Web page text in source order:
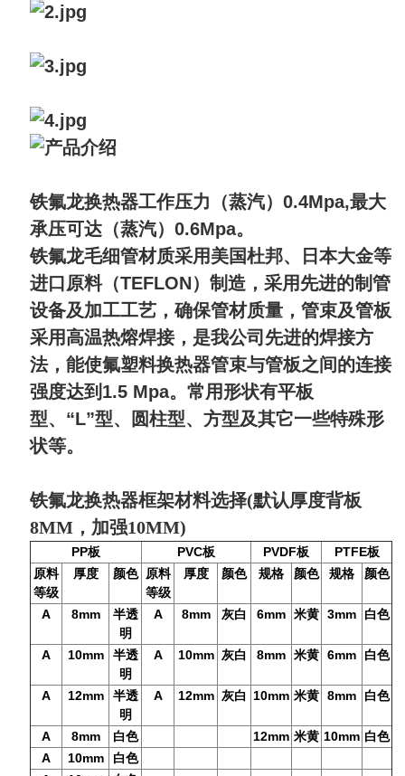
铁氟龙换热器工作压力（蒸汽）0.4Mpa,最大
承压可达（蒸汽）0.6Mpa。
铁氟龙毛细管材质采用美国杜邦、日本大金等
进口原料（TEFLON）制造，采用先进的制管
设备及加工工艺，确保管材质量，管束及管板
采用高温热熔焊接，是我公司先进的焊接方
法，能使氟塑料换热器管束与管板之间的连接
强度达到1.5 Mpa。常用形状有平板
型、“L”型、圆柱型、方型及其它一些特殊形
状等。
铁氟龙换热器框架材料选择(默认厚度背板
8MM，加强10MM)
PP板 PVC板 PVDF板 PTFE板
原料
等级
厚度 颜色 原料
等级
厚度 颜色 规格 颜色 规格 颜色
A 8mm
半透
明
A 8mm 灰白 6mm 米黄 3mm 白色
A 10mm
半透
明
A 10mm 灰白 8mm 米黄 6mm 白色
A 12mm
半透
明
A 12mm 灰白 10mm 米黄 8mm 白色
A 8mm 白色 12mm 米黄 10mm 白色
A
10mm
白色